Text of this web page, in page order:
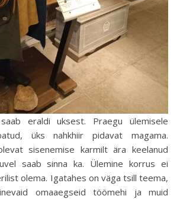
eraldi uksest. Praegu ülemisele
üks nahkhiir pidavat magama.
sisenemise karmilt ära keelanud
saab sinna ka. Ülemine korrus ei
olema. Igatahes on väga tsill teema,
omaaegseid töömehi ja muid